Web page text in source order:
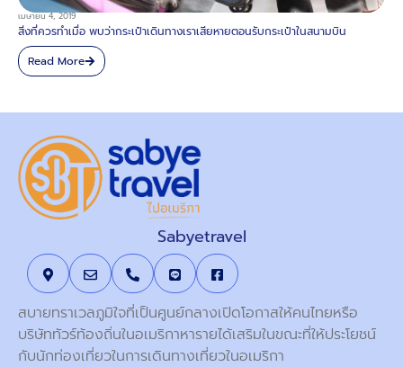
เมษายน 4, 2019
สิ่งที่ควรทำเมื่อ พบว่ากระเป๋าเดินทางเราเสียหายตอนรับกระเป๋าในสนามบิน
Read More
Sabyetravel
สบายทราเวลภูมิใจที่เป็นศูนย์กลางเปิดโอกาสให้คนไทยหรือ
บริษัททัวร์ท้องถิ่นในอเมริกาหารายได้เสริมในขณะที่ให้ประโยชน์
กับนักท่องเที่ยวในการเดินทางเที่ยวในอเมริกา